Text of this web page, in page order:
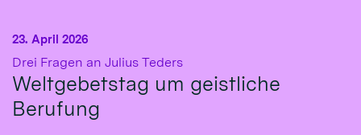
Drei Fragen an Julius Teders:
Weltgebetstag um geistliche
Berufung
23. April 2026